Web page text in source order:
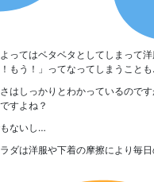
ってはベタベタとしてしまって
もう！」ってなってしまうこと
はしっかりとわかっているので
すよね？
ないし…
ダは洋服や下着の摩擦により毎